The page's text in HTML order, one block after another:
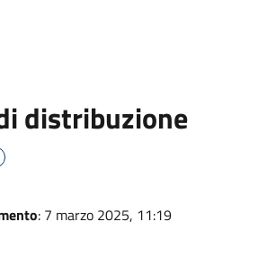
distribuzione
: 7 marzo 2025, 11:19